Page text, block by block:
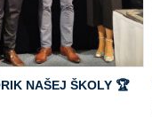
NAŠEJ ŠKOLY 🏆